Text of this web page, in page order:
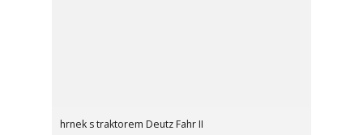
hrnek s traktorem Deutz Fahr II